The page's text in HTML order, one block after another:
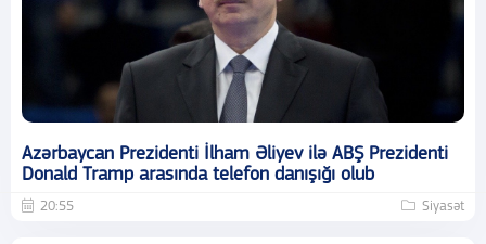
Azərbaycan Prezidenti İlham Əliyev ilə ABŞ Prezidenti
Donald Tramp arasında telefon danışığı olub
20:55 Siyasət